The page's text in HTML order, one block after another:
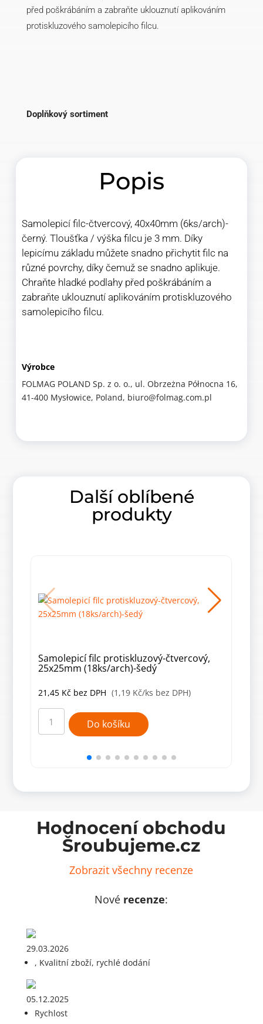
před poškrábáním a zabraňte uklouznutí aplikováním
protiskluzového samolepicího filcu.
Doplňkový sortiment
Popis
Samolepicí filc-čtvercový, 40x40mm (6ks/arch)-
černý. Tloušťka / výška filcu je 3 mm. Díky
lepicímu základu můžete snadno přichytit filc na
různé povrchy, díky čemuž se snadno aplikuje.
Chraňte hladké podlahy před poškrábáním a
zabraňte uklouznutí aplikováním protiskluzového
samolepicího filcu.
Výrobce
FOLMAG POLAND Sp. z o. o., ul. Obrzeżna Północna 16,
41-400 Mysłowice, Poland, biuro@folmag.com.pl
Další oblíbené
produkty
Samolepicí filc protiskluzový-čtvercový,
25x25mm (18ks/arch)-šedý
21,45 Kč bez DPH (1,19 Kč/ks bez DPH)
Samolepicí
protiskluzový-
čtvercový,
Do košíku
Hodnocení obchodu
Šroubujeme.cz
Zobrazit všechny recenze
Nové recenze:
29.03.2026
, Kvalitní zboží, rychlé dodání
05.12.2025
Rychlost